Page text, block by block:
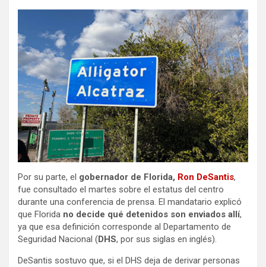
Por su parte, el gobernador de Florida, Ron DeSantis,
fue consultado el martes sobre el estatus del centro
durante una conferencia de prensa. El mandatario explicó
que Florida no decide qué detenidos son enviados allí,
ya que esa definición corresponde al Departamento de
Seguridad Nacional (DHS, por sus siglas en inglés).
DeSantis sostuvo que, si el DHS deja de derivar personas